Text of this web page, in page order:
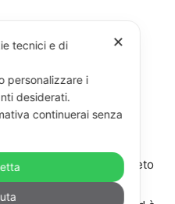
sviene un
l’esame del decreto
di un deputato.
✕
tecnici e di
personalizzare i
desiderati.
continuerai senza